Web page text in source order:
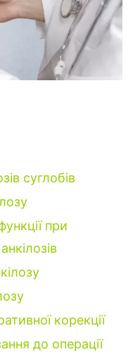
суглобів
при
корекції
до операції